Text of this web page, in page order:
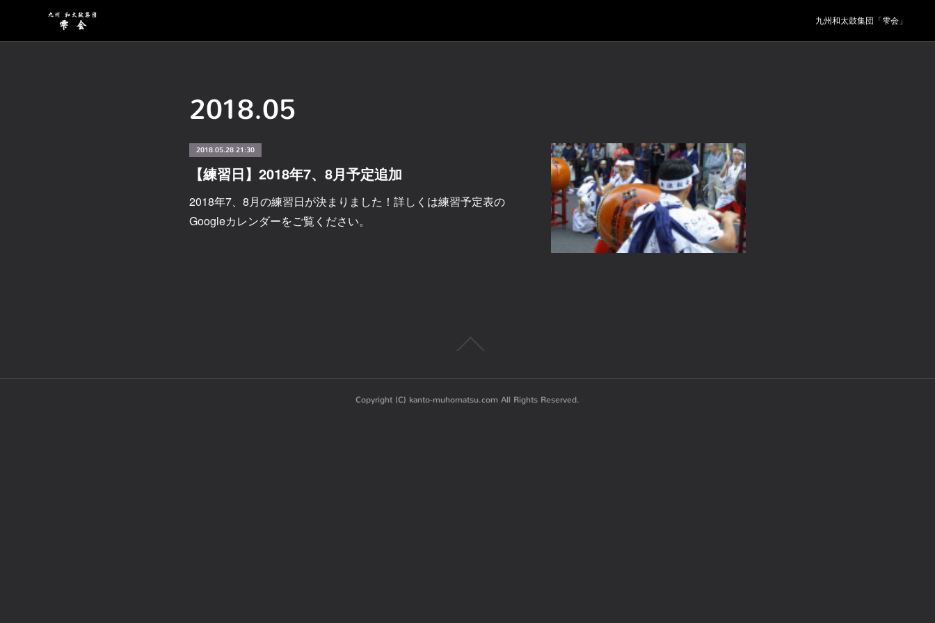
九州和太鼓集団「雫会」
2018.05
2018.05.28 21:30
【練習日】2018年7、8月予定追加
2018年7、8月の練習日が決まりました！詳しくは練習予定表の
Googleカレンダーをご覧ください。
Copyright (C) kanto-muhomatsu.com All Rights Reserved.